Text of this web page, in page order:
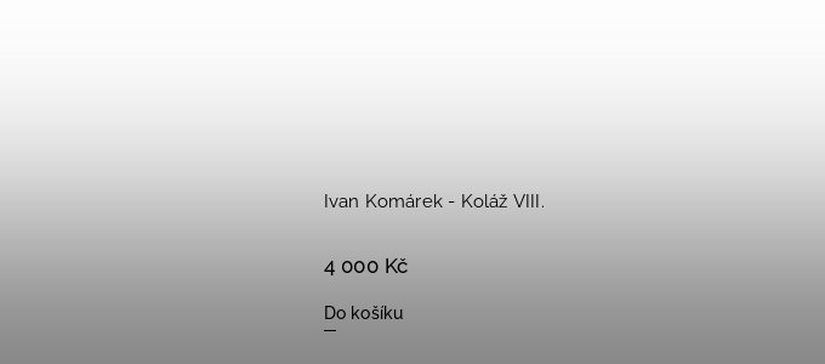
Ivan Komárek - Koláž VIII.
4 000 Kč
Do košíku